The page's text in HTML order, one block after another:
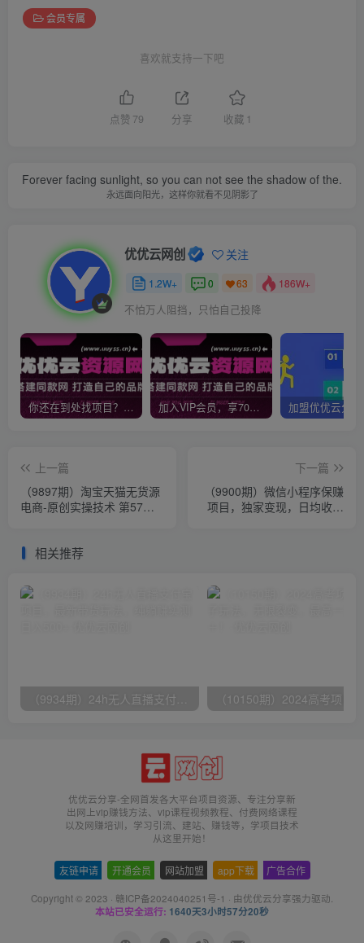
会员专属
喜欢就支持一下吧
点赞 79 分享 收藏 1
Forever facing sunlight, so you can not see the shadow of the.
永远面向阳光，这样你就看不见阴影了
优优云网创 关注
1.2W+ 0 63 186W+
不怕万人阻挡，只怕自己投降
你还在到处找项目？还在当韭菜？我靠网创资源站一个月收入5万+，曾经我也是个失败者。 加入VIP会员，享70%的推广提成，免费学习多种网上创业课程，菜鸟秒变大神！
上一篇
（9897期）淘宝天猫无货源
电商-原创实操技术 第57期
下一篇
（9900期）微信小程序保赚
项目，独家变现，日均收益
相关推荐
（9934期）24h无人直播支付宝项目，最新带货玩法，纯躺赚实测日入500+
优优云分享-全网首发各大平台项目资源、专注分享新
出网上vip赚钱方法、vip课程视频教程、付费网络课程
以及网赚培训，学习引流、建站、赚钱等，学项目技术
从这里开始！
友链申请 开通会员 网站加盟 app下载 广告合作
Copyright © 2023 · 赣ICP备2024040251号-1 · 由优优云分享强力驱动.
本站已安全运行: 1640天3小时57分21秒